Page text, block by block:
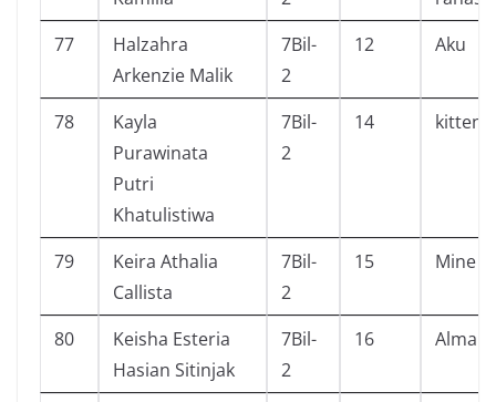
77
Halzahra
Arkenzie Malik
7Bil-
2
12 Aku
78
Kayla
Purawinata
Putri
Khatulistiwa
7Bil-
2
14 kitten
79
Keira Athalia
Callista
7Bil-
2
15 Mine
80
Keisha Esteria
Hasian Sitinjak
7Bil-
2
16